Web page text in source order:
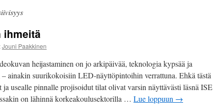
ihmeitä
Jouni Paakkinen
heijastaminen on jo arkipäivää, teknologia kypsää ja
ainakin suurikokoisiin LED-näyttöpintoihin verrattuna. Ehkä tästä
ja usealle pinnalle projisoidut tilat olivat varsin näyttävästi läsnä ISE
on lähinnä korkeakoulusektorilla … Lue loppuun →